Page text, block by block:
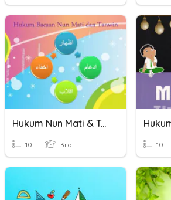
Hukum Nun Mati & Tanwin
10 T 3rd 10 T